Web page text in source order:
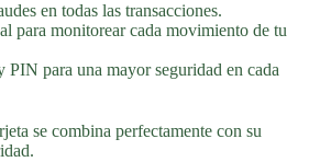
en todas las transacciones.
para monitorear cada movimiento de tu
PIN para una mayor seguridad en cada
se combina perfectamente con su